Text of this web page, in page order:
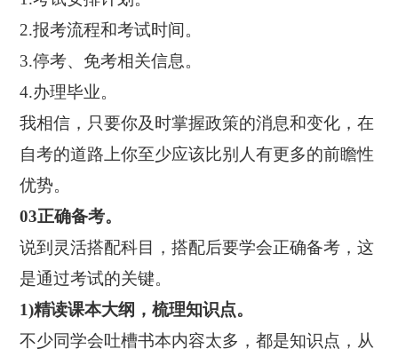
2.报考流程和考试时间。
3.停考、免考相关信息。
4.办理毕业。
我相信，只要你及时掌握政策的消息和变化，在
自考的道路上你至少应该比别人有更多的前瞻性
优势。
03正确备考。
说到灵活搭配科目，搭配后要学会正确备考，这
是通过考试的关键。
1)精读课本大纲，梳理知识点。
不少同学会吐槽书本内容太多，都是知识点，从